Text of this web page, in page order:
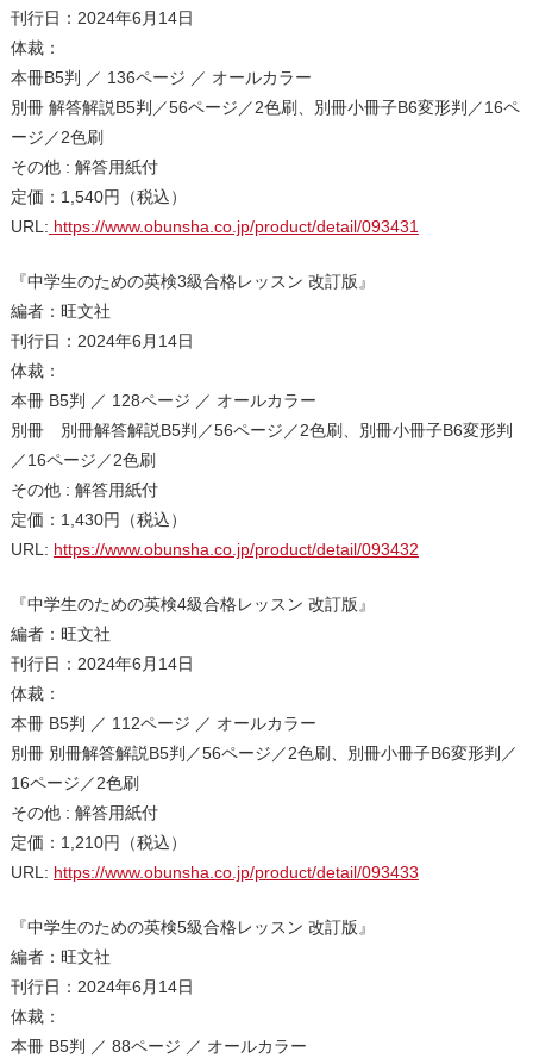
刊行日：2024年6月14日
体裁：
本冊B5判 ／ 136ページ ／ オールカラー
別冊 解答解説B5判／56ページ／2色刷、別冊小冊子B6変形判／16ペ
ージ／2色刷
その他 : 解答用紙付
定価：1,540円（税込）
URL: https://www.obunsha.co.jp/product/detail/093431
『中学生のための英検3級合格レッスン 改訂版』
編者：旺文社
刊行日：2024年6月14日
体裁：
本冊 B5判 ／ 128ページ ／ オールカラー
別冊 別冊解答解説B5判／56ページ／2色刷、別冊小冊子B6変形判
／16ページ／2色刷
その他 : 解答用紙付
定価：1,430円（税込）
URL: https://www.obunsha.co.jp/product/detail/093432
『中学生のための英検4級合格レッスン 改訂版』
編者：旺文社
刊行日：2024年6月14日
体裁：
本冊 B5判 ／ 112ページ ／ オールカラー
別冊 別冊解答解説B5判／56ページ／2色刷、別冊小冊子B6変形判／
16ページ／2色刷
その他 : 解答用紙付
定価：1,210円（税込）
URL: https://www.obunsha.co.jp/product/detail/093433
『中学生のための英検5級合格レッスン 改訂版』
編者：旺文社
刊行日：2024年6月14日
体裁：
本冊 B5判 ／ 88ページ ／ オールカラー